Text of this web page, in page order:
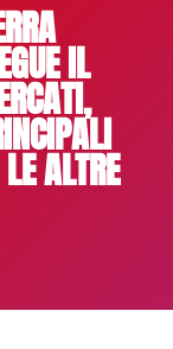
IL
ALTRE